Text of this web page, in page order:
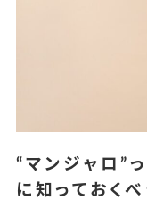
“マンジャロ”
に知っておく